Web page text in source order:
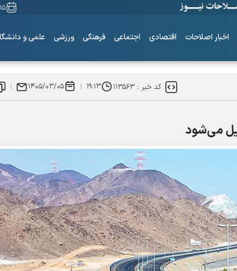
۱۵ مرداد ۱۴۰۵
اخبار اصلاحات اقتصادی اجتماعی فرهنگی ورزشی علمی و
کد خبر :۱۱۳۵۶۳ ۱۹:۱۳ ۱۴۰۵/۰۳/۰۵
ساز‌های همیشه ناکوک!